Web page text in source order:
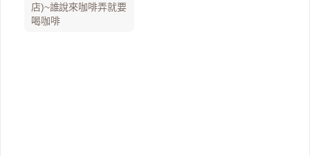
店)~誰說來咖啡弄就要
喝咖啡